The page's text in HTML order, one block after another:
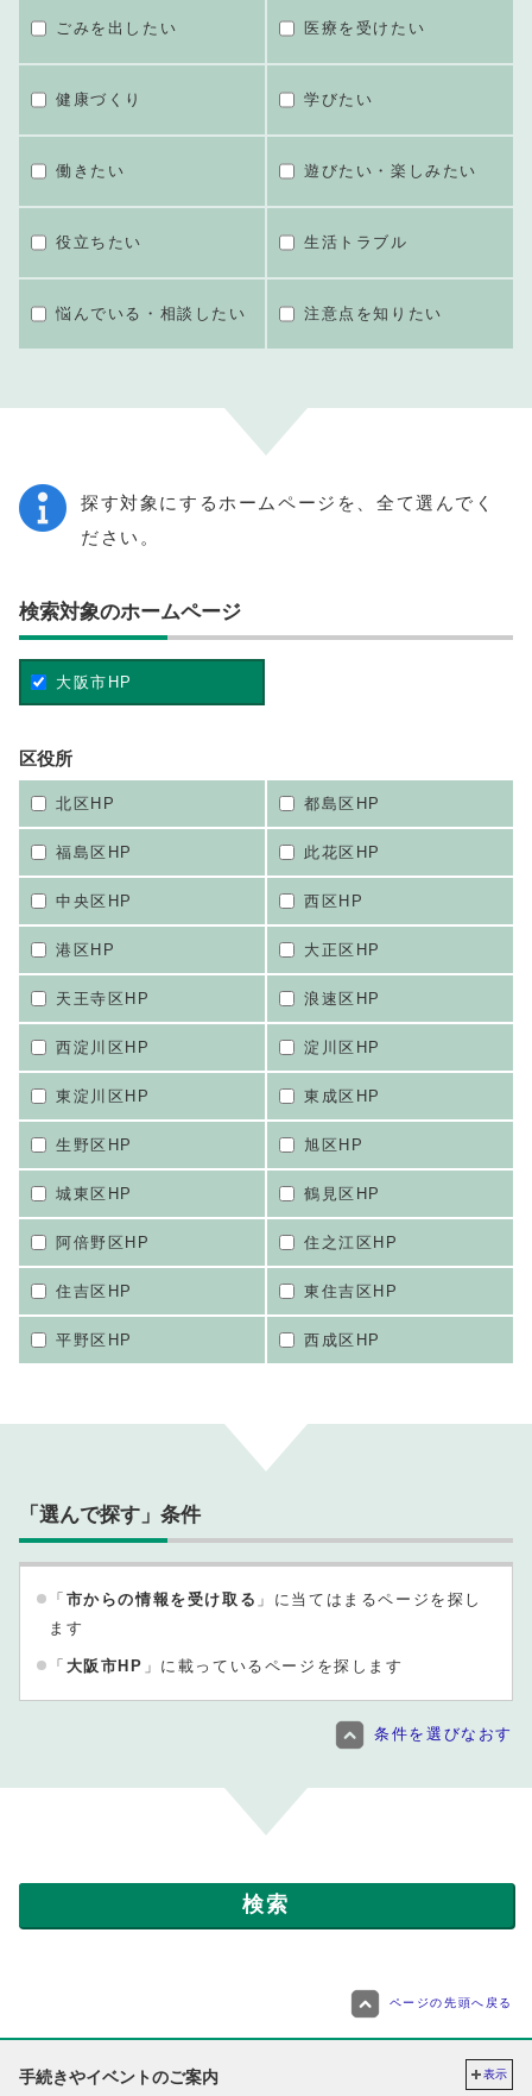
ごみを出したい 医療を受けたい
健康づくり 学びたい
働きたい 遊びたい・楽しみたい
役立ちたい 生活トラブル
悩んでいる・相談したい 注意点を知りたい
探す対象にするホームページを、全て選んでく
ださい。
検索対象のホームページ
大阪市HP
区役所
北区HP 都島区HP
福島区HP 此花区HP
中央区HP 西区HP
港区HP 大正区HP
天王寺区HP 浪速区HP
西淀川区HP 淀川区HP
東淀川区HP 東成区HP
生野区HP 旭区HP
城東区HP 鶴見区HP
阿倍野区HP 住之江区HP
住吉区HP 東住吉区HP
平野区HP 西成区HP
「選んで探す」条件
「 市からの情報を受け取る 」に当てはまるページを探し
ます
「 大阪市HP 」に載っているページを探します
条件を選びなおす
ページの先頭へ戻る
手続きやイベントのご案内 表示